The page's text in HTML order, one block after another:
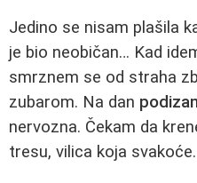
Jedino se nisam plašila
je bio neobičan… Kad
smrznem se od straha
zubarom. Na dan
nervozna. Čekam da
tresu, vilica koja